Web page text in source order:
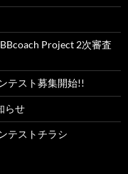
Project 2次審査
テスト募集開始!!
らせ
テストチラシ